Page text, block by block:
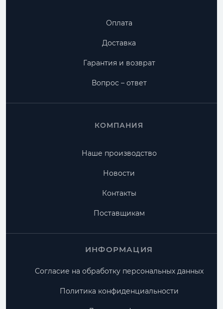
Оплата
Доставка
Гарантия и возврат
Вопрос – ответ
КОМПАНИЯ
Наше производство
Новости
Контакты
Поставщикам
ИНФОРМАЦИЯ
Согласие на обработку персональных данных
Политика конфиденциальности